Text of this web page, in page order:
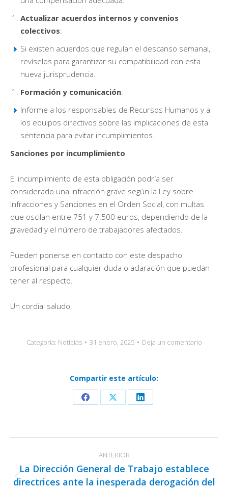
Actualizar acuerdos internos y convenios
colectivos:
Si existen acuerdos que regulan el descanso semanal,
revíselos para garantizar su compatibilidad con esta
nueva jurisprudencia.
Formación y comunicación:
Informe a los responsables de Recursos Humanos y a
los equipos directivos sobre las implicaciones de esta
sentencia para evitar incumplimientos.
Sanciones por incumplimiento
El incumplimiento de esta obligación podría ser
considerado una infracción grave según la Ley sobre
Infracciones y Sanciones en el Orden Social, con multas
que oscilan entre 751 y 7.500 euros, dependiendo de la
gravedad y el número de trabajadores afectados.
Pueden ponerse en contacto con este despacho
profesional para cualquier duda o aclaración que puedan
tener al respecto.
Un cordial saludo,
Categoría: Noticias 31 enero, 2025 Deja un comentario
Compartir este artículo:
Share
Facebook
Share
X
Share
LinkedIn
entre
publicaciones
ANTERIOR
Publicación
La Dirección General de Trabajo establece
directrices ante la inesperada derogación del